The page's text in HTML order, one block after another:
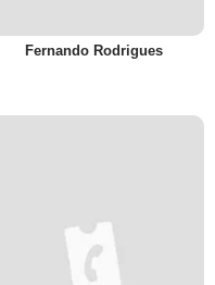
Fernando Rodrigues